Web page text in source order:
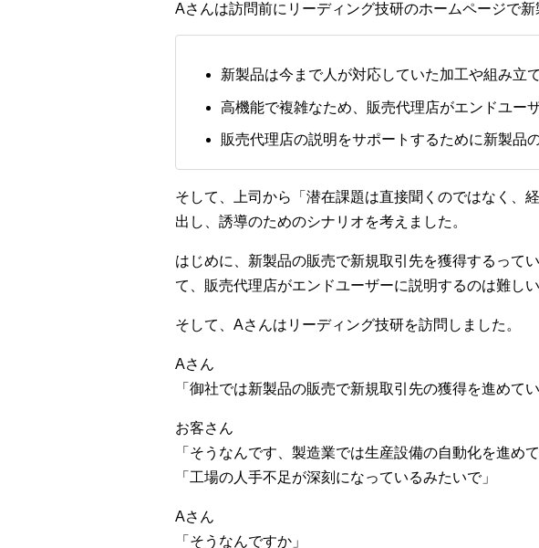
Aさんは訪問前にリーディング技研のホームページで新
新製品は今まで人が対応していた加工や組み立
高機能で複雑なため、販売代理店がエンドユー
販売代理店の説明をサポートするために新製品
そして、上司から「潜在課題は直接聞くのではなく、
出し、誘導のためのシナリオを考えました。
はじめに、新製品の販売で新規取引先を獲得するって
て、販売代理店がエンドユーザーに説明するのは難し
そして、Aさんはリーディング技研を訪問しました。
Aさん
「御社では新製品の販売で新規取引先の獲得を進めて
お客さん
「そうなんです、製造業では生産設備の自動化を進め
「工場の人手不足が深刻になっているみたいで」
Aさん
「そうなんですか」